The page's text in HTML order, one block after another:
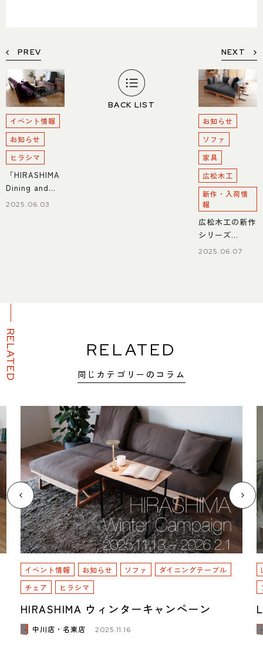
PREV
イベント情報
お知らせ
ヒラシマ
「HIRASHIMA
Dining and
Living
2025.06.03
BACK LIST
NEXT
お知らせ
ソファ
家具
広松木工
新作・入荷情
報
広松木工の新作
シリーズ
BASE（バー
2025.06.07
RELATED RELATED
同じカテゴリーのコラム
イベント情報 お知らせ ソファ
ダイニングテーブル
チェア
ヒラシマ
HIRASHIMA ウィンターキャンペーン
中川店・名東店 2025.11.16